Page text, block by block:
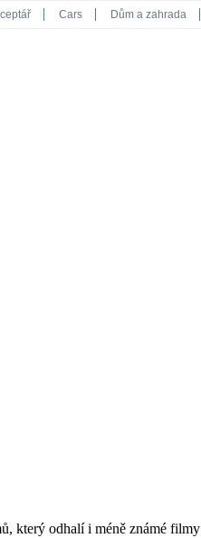
Cars Dům a zahrada
který odhalí i méně známé